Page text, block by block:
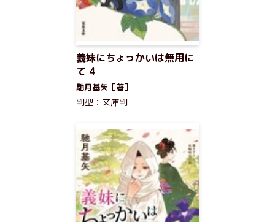
義妹にちょっかいは無用に
て 4
馳月基矢［著］
判型：文庫判